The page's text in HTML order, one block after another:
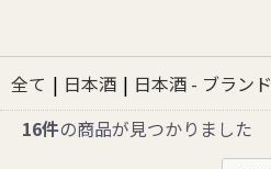
全て | 日本酒 | 日本酒 - ブランド
16件の商品が見つかりました